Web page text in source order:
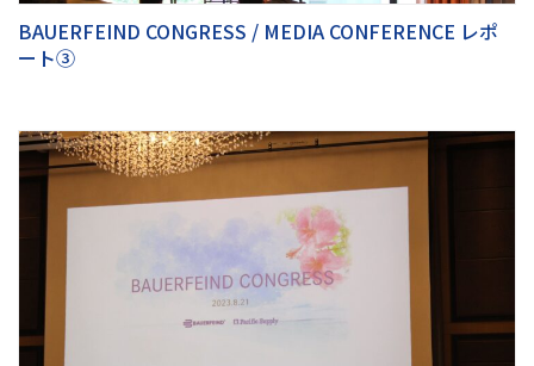
BAUERFEIND CONGRESS / MEDIA CONFERENCE レポ
ート③